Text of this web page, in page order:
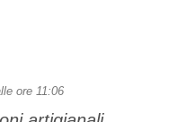
ore 11:06